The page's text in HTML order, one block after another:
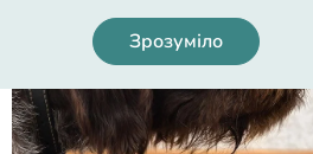
Зрозуміло